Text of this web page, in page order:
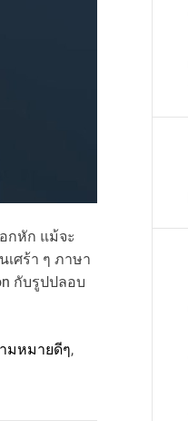
กหัก แม้จะ
เศร้า ๆ ภาษา
กับรูปปลอบ
มหมายดีๆ,